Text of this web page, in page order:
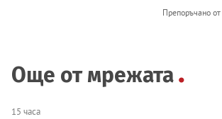
Препоръчано
Още от мрежата
15 часа